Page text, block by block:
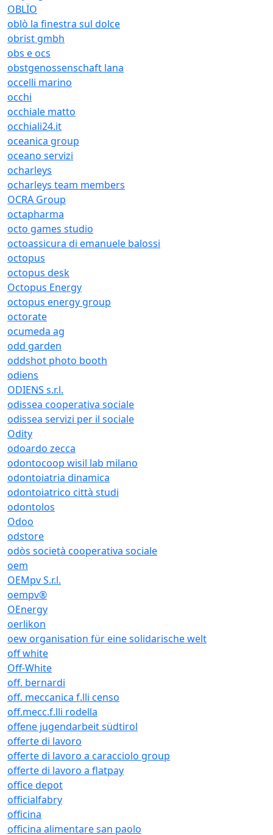
OBLÏO
oblò la finestra sul dolce
obrist gmbh
obs e ocs
obstgenossenschaft lana
occelli marino
occhi
occhiale matto
occhiali24.it
oceanica group
oceano servizi
ocharleys
ocharleys team members
OCRA Group
octapharma
octo games studio
octoassicura di emanuele balossi
octopus
octopus desk
Octopus Energy
octopus energy group
octorate
ocumeda ag
odd garden
oddshot photo booth
odiens
ODIENS s.r.l.
odissea cooperativa sociale
odissea servizi per il sociale
Odity
odoardo zecca
odontocoop wisil lab milano
odontoiatria dinamica
odontoiatrico città studi
odontolos
Odoo
odstore
odòs società cooperativa sociale
oem
OEMpv S.r.l.
oempv®
OEnergy
oerlikon
oew organisation für eine solidarische welt
off white
Off-White
off. bernardi
off. meccanica f.lli censo
off.mecc.f.lli rodella
offene jugendarbeit südtirol
offerte di lavoro
offerte di lavoro a caracciolo group
offerte di lavoro a flatpay
office depot
officialfabry
officina
officina alimentare san paolo